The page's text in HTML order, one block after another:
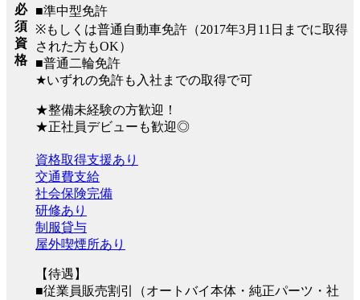
必
須
資
格
■準中型免許
※もしくは普通自動車免許（2017年3月11日までに取得
された方もOK）
■普通二輪免許
★いずれの免許も入社までの取得で可
★整備未経験の方歓迎！
★正社員デビューも歓迎◎
資格取得支援あり
交通費支給
社会保険完備
研修あり
制服貸与
屋外喫煙所あり
【待遇】
■従業員販売割引（オートバイ本体・純正パーツ・社